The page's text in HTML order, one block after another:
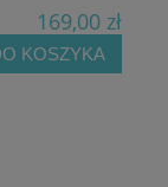
169,00 zł
KOSZYKA